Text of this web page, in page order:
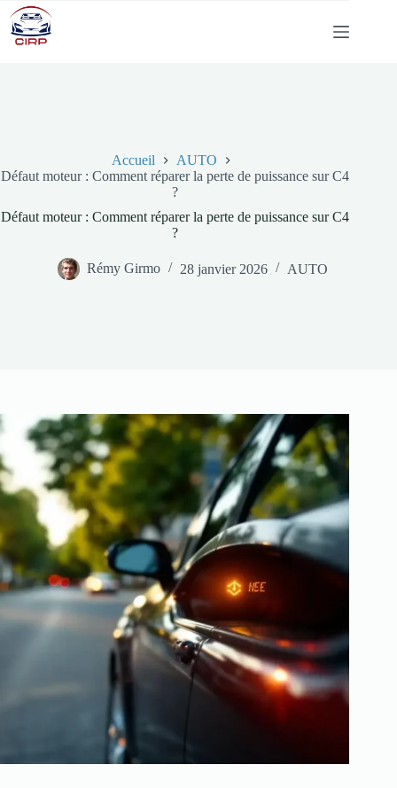
Passer
au
contenu
Accueil
AUTO
Défaut moteur : Comment réparer la perte de puissance sur C4
?
Défaut moteur : Comment réparer la perte de puissance sur C4
?
Rémy Girmo 28 janvier 2026 AUTO